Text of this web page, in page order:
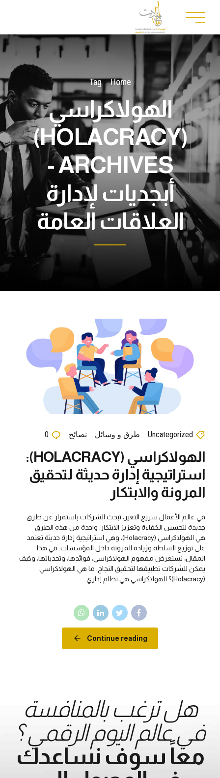
Home
Tag
الهولاكراسي
(HOLACRACY)
ARCHIVES -
أبجديات لإدارة
العلاقات العامة
Uncategorized طرق و وسائل نصائح 0
الهولاكراسي (HOLACRACY):
استراتيجية إدارة حديثة لتحقيق
المرونة والابتكار
في عالم الأعمال سريع التغير، تبحث الشركات باستمرار عن طرق
جديدة لتحسين الكفاءة وتعزيز الابتكار. واحدة من هذه الطرق
هي الهولاكراسي (Holacracy)، وهي استراتيجية إدارة حديثة تعتمد
على توزيع السلطة وزيادة المرونة داخل المؤسسات. في هذا
المقال، نستعرض مفهوم الهولاكراسي، فوائدها، وتحدياتها، وكيف
يمكن للشركات تطبيقها لتحقيق النجاح. ما هي الهولاكراسي
(Holacracy)؟ الهولاكراسي هي نظام إداري...
Continue reading
هل ترغب بالمنافسة
في عالم اليوم الرقمي ؟
معاً سوف نساعدك